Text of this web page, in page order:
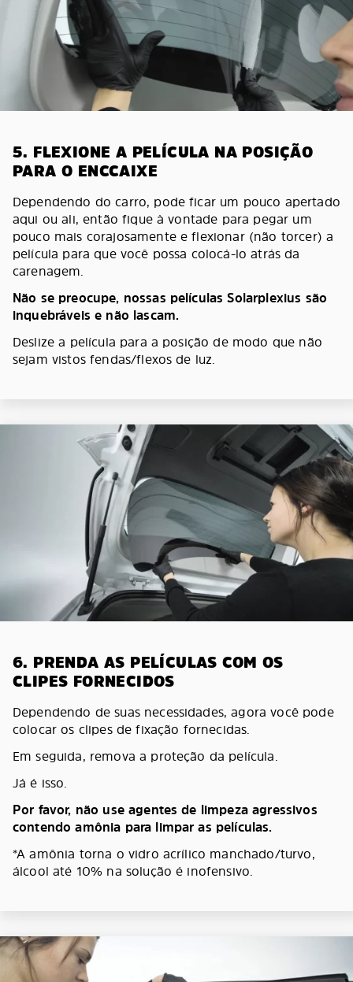
5. FLEXIONE A PELÍCULA NA POSIÇÃO
PARA O ENCCAIXE
Dependendo do carro, pode ficar um pouco apertado
aqui ou ali, então fique à vontade para pegar um
pouco mais corajosamente e flexionar (não torcer) a
película para que você possa colocá-lo atrás da
carenagem.
Não se preocupe, nossas películas Solarplexius são
inquebráveis e não lascam.
Deslize a película para a posição de modo que não
sejam vistos fendas/flexos de luz.
6. PRENDA AS PELÍCULAS COM OS
CLIPES FORNECIDOS
Dependendo de suas necessidades, agora você pode
colocar os clipes de fixação fornecidas.
Em seguida, remova a proteção da película.
Já é isso.
Por favor, não use agentes de limpeza agressivos
contendo amônia para limpar as películas.
*A amônia torna o vidro acrílico manchado/turvo,
álcool até 10% na solução é inofensivo.